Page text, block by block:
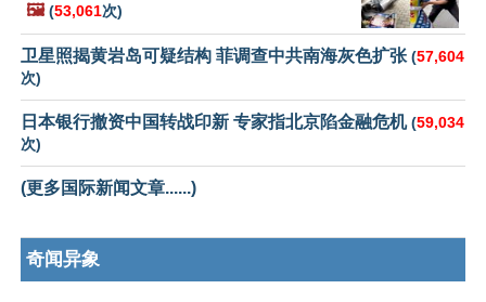
🖼️ (53,061次)
卫星照揭黄岩岛可疑结构 菲调查中共南海灰色扩张 (57,604
次)
日本银行撤资中国转战印新 专家指北京陷金融危机(59,034
次)
(更多国际新闻文章......)
奇闻异象